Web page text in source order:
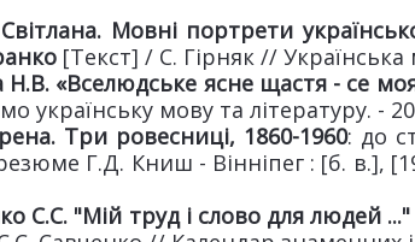
Мовні портрети
[Текст] / С. Гірняк // Українська
Н.В. «Вселюдське ясне щастя - се
українську мову та літературу. -
Три ровесниці, 1860-1960: до
Г.Д. Книш - Вінніпег : [б. в.],
С.С. "Мій труд і слово для людей ..."